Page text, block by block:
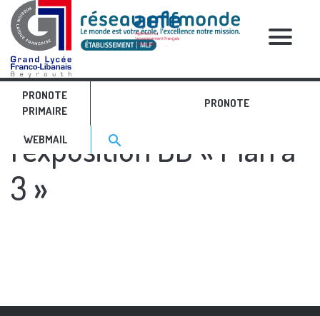
PRONOTE
PRIMAIRE
PRONOTE
WEBMAIL Search for:>
search
RELATIVE POSTS
Visite guidée de
l'exposition BD « Plan à
3 »